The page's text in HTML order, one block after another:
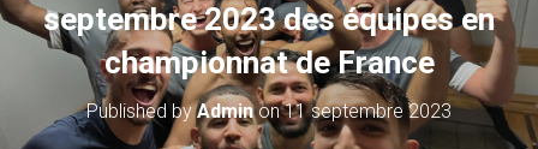
septembre 2023 des équipes en
championnat de France
Published byAdminon11 septembre 2023